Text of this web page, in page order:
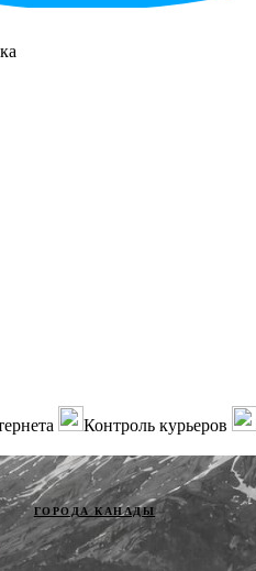
Контроль курьеров
ГОРОДА КАНАДЫ